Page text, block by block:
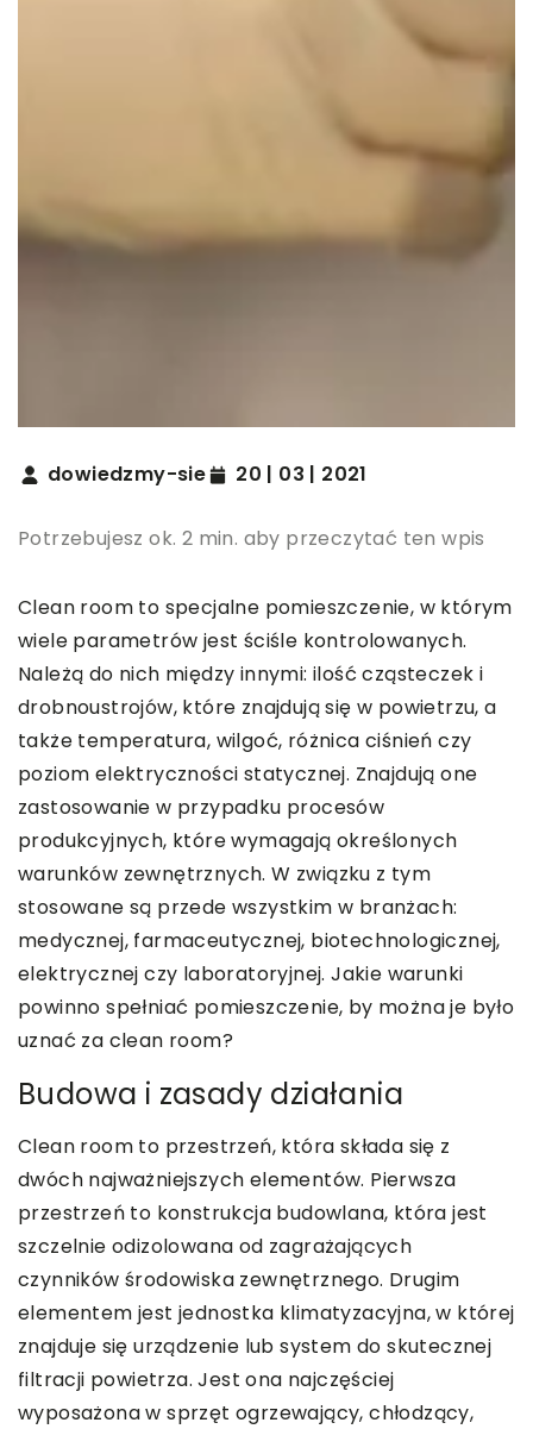
dowiedzmy-sie 20 | 03 | 2021
Potrzebujesz ok. 2 min. aby przeczytać ten wpis
Clean room to specjalne pomieszczenie, w którym
wiele parametrów jest ściśle kontrolowanych.
Należą do nich między innymi: ilość cząsteczek i
drobnoustrojów, które znajdują się w powietrzu, a
także temperatura, wilgoć, różnica ciśnień czy
poziom elektryczności statycznej. Znajdują one
zastosowanie w przypadku procesów
produkcyjnych, które wymagają określonych
warunków zewnętrznych. W związku z tym
stosowane są przede wszystkim w branżach:
medycznej, farmaceutycznej, biotechnologicznej,
elektrycznej czy laboratoryjnej. Jakie warunki
powinno spełniać pomieszczenie, by można je było
uznać za clean room?
Budowa i zasady działania
Clean room to przestrzeń, która składa się z
dwóch najważniejszych elementów. Pierwsza
przestrzeń to konstrukcja budowlana, która jest
szczelnie odizolowana od zagrażających
czynników środowiska zewnętrznego. Drugim
elementem jest jednostka klimatyzacyjna, w której
znajduje się urządzenie lub system do skutecznej
filtracji powietrza. Jest ona najczęściej
wyposażona w sprzęt ogrzewający, chłodzący,